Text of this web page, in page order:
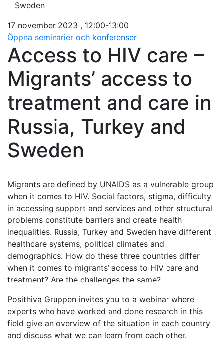
Sweden
17 november 2023 , 12:00-13:00
Öppna seminarier och konferenser
Access to HIV care –
Migrants’ access to
treatment and care in
Russia, Turkey and
Sweden
Migrants are defined by UNAIDS as a vulnerable group
when it comes to HIV. Social factors, stigma, difficulty
in accessing support and services and other structural
problems constitute barriers and create health
inequalities. Russia, Turkey and Sweden have different
healthcare systems, political climates and
demographics. How do these three countries differ
when it comes to migrants’ access to HIV care and
treatment? Are the challenges the same?
Posithiva Gruppen invites you to a webinar where
experts who have worked and done research in this
field give an overview of the situation in each country
and discuss what we can learn from each other.